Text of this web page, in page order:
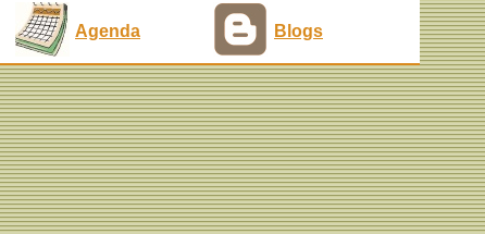
Agenda Blogs